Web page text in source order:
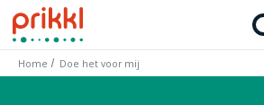
Home Doe het voor mij